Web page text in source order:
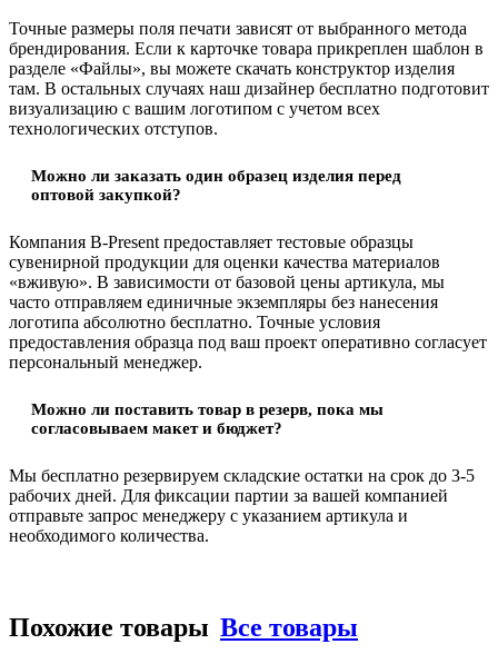
Точные размеры поля печати зависят от выбранного метода
брендирования. Если к карточке товара прикреплен шаблон в
разделе «Файлы», вы можете скачать конструктор изделия
там. В остальных случаях наш дизайнер бесплатно подготовит
визуализацию с вашим логотипом с учетом всех
технологических отступов.
Можно ли заказать один образец изделия перед
оптовой закупкой?
Компания B-Present предоставляет тестовые образцы
сувенирной продукции для оценки качества материалов
«вживую». В зависимости от базовой цены артикула, мы
часто отправляем единичные экземпляры без нанесения
логотипа абсолютно бесплатно. Точные условия
предоставления образца под ваш проект оперативно согласует
персональный менеджер.
Можно ли поставить товар в резерв, пока мы
согласовываем макет и бюджет?
Мы бесплатно резервируем складские остатки на срок до 3-5
рабочих дней. Для фиксации партии за вашей компанией
отправьте запрос менеджеру с указанием артикула и
необходимого количества.
Похожие товары Все товары